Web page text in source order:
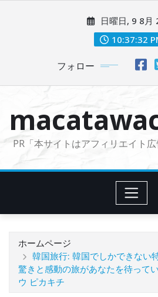
に
日曜日, 9 8月
10:37:34
フォロー
PR「本サイトはアフィリエイト
ホームページ
韓国旅行: 韓国でしかできない
驚きと感動の旅があなたを待って
ウ ピカキチ